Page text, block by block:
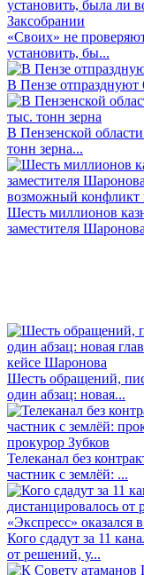
«Своих» не
установить, бы...
В Пензе отпразднуют
В Пензенской
тонн зерна...
Шесть миллионов
заместителя
Шесть обращений,
один абзац: новая...
Телеканал без
частник с землёй: ...
Кого сдадут за 11
от решений, у...